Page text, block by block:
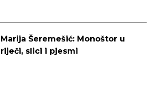
Marija Šeremešić: Monoštor u
riječi, slici i pjesmi